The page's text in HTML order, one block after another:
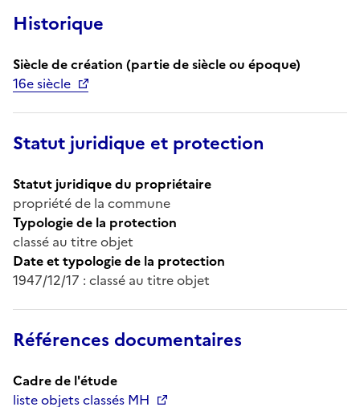
Historique
Siècle de création (partie de siècle ou époque)
16e siècle
Statut juridique et protection
Statut juridique du propriétaire
propriété de la commune
Typologie de la protection
classé au titre objet
Date et typologie de la protection
1947/12/17 : classé au titre objet
Références documentaires
Cadre de l'étude
liste objets classés MH